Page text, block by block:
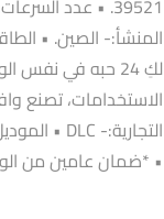
لكِ 24 حبه في
الاستخدامات، تصنع
• *ضمان عامين من